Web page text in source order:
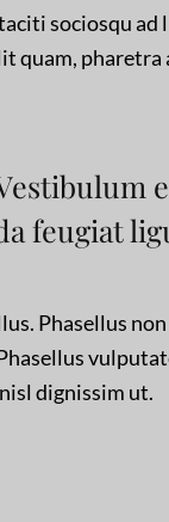
sociosqu
quam, pharetra
feugiat
Phasellus
dignissim ut.